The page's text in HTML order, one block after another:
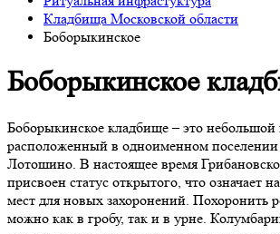
Кладбища Московской области
Боборыкинское
Боборыкинское
Боборыкинское кладбище – это
расположенный в одноименном поселении
Лотошино. В настоящее время
присвоен статус открытого, что означает
мест для новых захоронений. Похоронить
можно как в гробу, так и в урне.